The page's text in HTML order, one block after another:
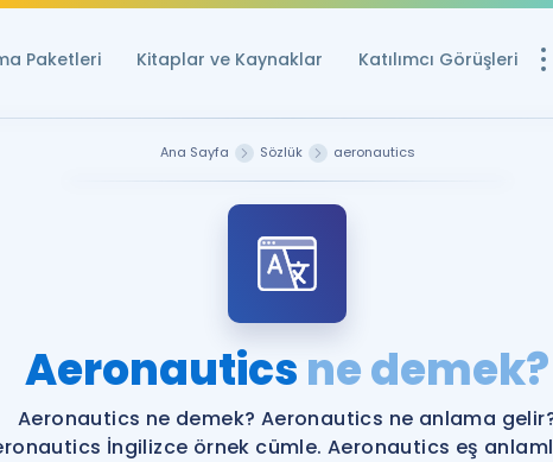
Paketleri Kitaplar ve Kaynaklar Katılımcı Görüşleri
Ücretsiz
YDS ve YÖKDİL
YDS ve YÖKDİL'e
Ana Sayfa Sözlük aeronautics
Aeronauticsne demek?
Aeronautics ne demek? Aeronautics ne anlama
İngilizce örnek cümle. Aeronautics eş